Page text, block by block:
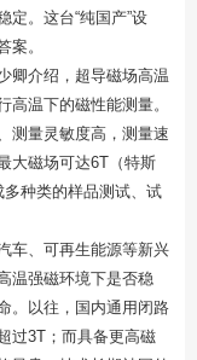
定。这台“纯国产”设
案。
卿介绍，超导磁场高温
温下的磁性能测量。
测量灵敏度高，测量速
大磁场可达6T（特斯
种类的样品测试、试
车、可再生能源等新兴
温强磁环境下是否稳
。以往，国内通用闭路
过3T；而具备更高磁